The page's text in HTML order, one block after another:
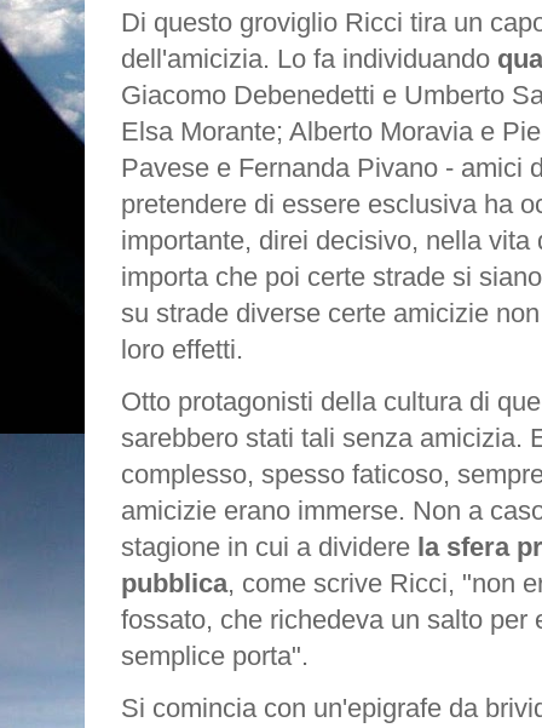
Di questo groviglio Ricci tira un
dell'amicizia. Lo fa individuando
Giacomo Debenedetti e Umberto
Elsa Morante; Alberto Moravia e
Pavese e Fernanda Pivano - amici
pretendere di essere esclusiva ha
importante, direi decisivo, nella vita
importa che poi certe strade si
su strade diverse certe amicizie
loro effetti.
Otto protagonisti della cultura di
sarebbero stati tali senza amicizia.
complesso, spesso faticoso,
amicizie erano immerse. Non a
stagione in cui a dividere la sfera
pubblica, come scrive Ricci, "non
fossato, che richedeva un salto per
semplice porta".
Si comincia con un'epigrafe da